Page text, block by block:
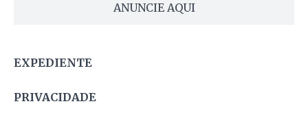
ANUNCIE AQUI
EXPEDIENTE
PRIVACIDADE